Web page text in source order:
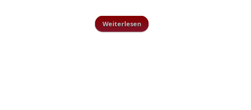
Weiterlesen über TuS-Funktionäre in der Arena